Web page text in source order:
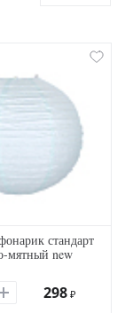
стандарт
мятный new
298 ₽